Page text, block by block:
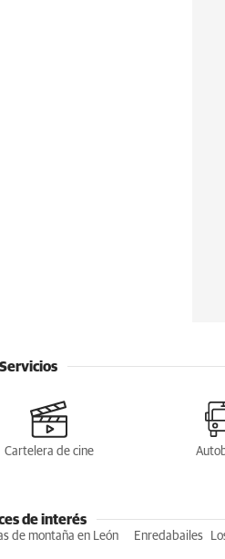
Servicios
Cartelera de cine
de interés
de montaña en León Enredabailes